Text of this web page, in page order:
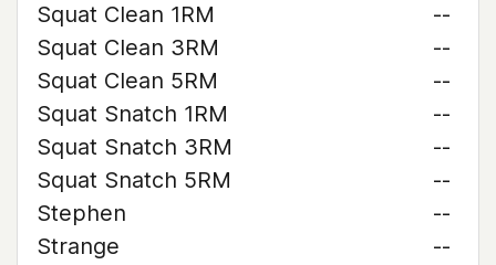
Squat Clean 1RM
--
Squat Clean 3RM
--
Squat Clean 5RM
--
Squat Snatch 1RM
--
Squat Snatch 3RM
--
Squat Snatch 5RM
--
Stephen
--
Strange
--